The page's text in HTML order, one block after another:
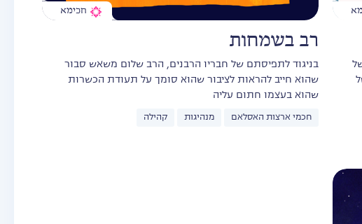
חכימא
רב בשמחות
בניגוד לתפיסתם של חבריו הרבנים, הרב שלום משאש סבור
שהוא חייב להראות לציבור שהוא סומך על תעודת הכשרות
שהוא בעצמו חתום עליה
חכמי ארצות האסלאם מנהיגות קהילה